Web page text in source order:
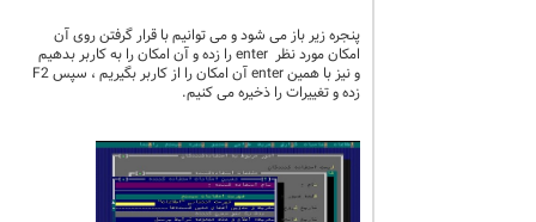
پنجره زیر باز می شود و می توانیم با قرار گرفتن روی آن
امکان مورد نظر enter را زده و آن امکان را به کاربر بدهیم
و نیز با همین enter آن امکان را از کاربر بگیریم ، سپس F2
زده و تغییرات را ذخیره می کنیم.